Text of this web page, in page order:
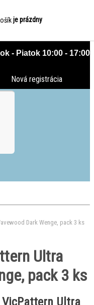
- Piatok 10:00 - 17:00
Nová registrácia
je prázdny
Dark Wenge, pack 3 ks
Ultra
pack 3 ks
Ultra